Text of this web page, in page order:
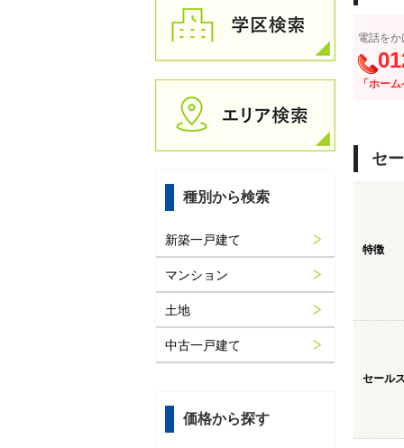
電話を
「ホー
セ
特徴
セール
種別から検索
新築一戸建て
マンション
土地
中古一戸建て
価格から探す